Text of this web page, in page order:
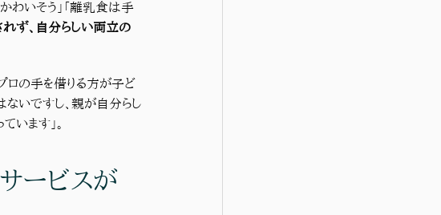
わいそう」「離乳食は手
ず、自分らしい両立の
プロの手を借りる方が子ど
いですし、親が自分らし
います」。
ービスが